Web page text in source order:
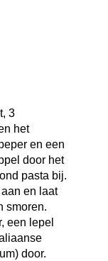
3
het
en een
door het
pasta bij.
en laat
smoren.
een lepel
door.